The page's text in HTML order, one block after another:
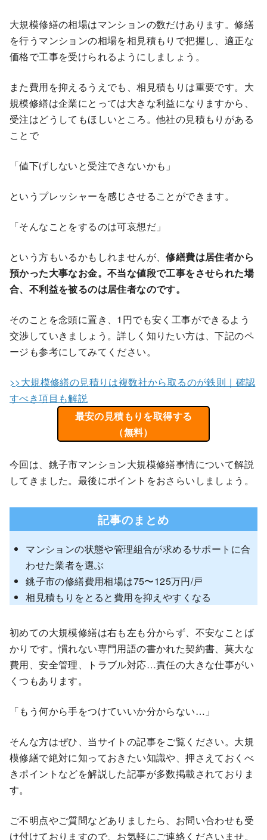
大規模修繕の相場はマンションの数だけあります。修繕
を行うマンションの相場を相見積もりで把握し、適正な
価格で工事を受けられるようにしましょう。
また費用を抑えるうえでも、相見積もりは重要です。大
規模修繕は企業にとっては大きな利益になりますから、
受注はどうしてもほしいところ。他社の見積もりがある
ことで
「値下げしないと受注できないかも」
というプレッシャーを感じさせることができます。
「そんなことをするのは可哀想だ」
という方もいるかもしれませんが、修繕費は居住者から
預かった大事なお金。不当な値段で工事をさせられた場
合、不利益を被るのは居住者なのです。
そのことを念頭に置き、1円でも安く工事ができるよう
交渉していきましょう。詳しく知りたい方は、下記のペ
ージも参考にしてみてください。
>>大規模修繕の見積りは複数社から取るのが鉄則｜確認
すべき項目も解説
最安の見積もりを取得する
（無料）
今回は、銚子市マンション大規模修繕事情について解説
してきました。最後にポイントをおさらいしましょう。
記事のまとめ
マンションの状態や管理組合が求めるサポートに合
わせた業者を選ぶ
銚子市の修繕費用相場は75〜125万円/戸
相見積もりをとると費用を抑えやすくなる
初めての大規模修繕は右も左も分からず、不安なことば
かりです。慣れない専門用語の書かれた契約書、莫大な
費用、安全管理、トラブル対応…責任の大きな仕事がい
くつもあります。
「もう何から手をつけていいか分からない…」
そんな方はぜひ、当サイトの記事をご覧ください。大規
模修繕で絶対に知っておきたい知識や、押さえておくべ
きポイントなどを解説した記事が多数掲載されておりま
す。
ご不明点やご質問などありましたら、お問い合わせも受
け付けておりますので、お気軽にご連絡くださいませ。